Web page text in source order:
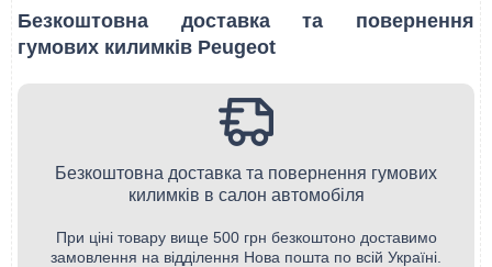
Безкоштовна доставка та повернення
гумових килимків Peugeot
Безкоштовна доставка та повернення гумових
килимків в салон автомобіля
При ціні товару вище 500 грн безкоштоно доставимо
замовлення на відділення Нова пошта по всій Україні.